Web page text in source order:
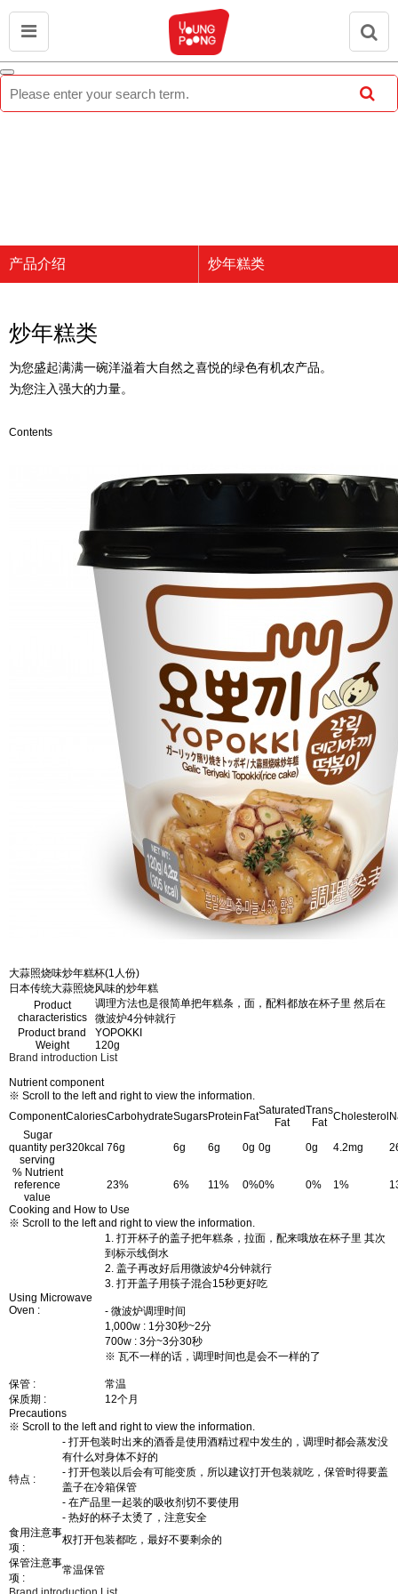
产品介绍 炒年糕类
品牌介绍
宣传中心
煎饼类
炒年糕类
为您盛起满满一碗洋溢着大自然之喜悦的绿色有机农产品。
为您注入强大的力量。
Contents
大蒜照烧味炒年糕杯(1人份)
日本传统大蒜照烧风味的炒年糕
Product
characteristics
调理方法也是很简单把年糕条，面，配料都放在杯子里 然后在
微波炉4分钟就行
Product brand
YOPOKKI
Weight
120g
Brand introduction List
Nutrient component
※ Scroll to the left and right to view the information.
ComponentCaloriesCarbohydrateSugarsProtein FatSaturated
Fat
Trans
Fat Cholesterol
Sugar
quantity per
serving
320kcal 76g 6g 6g 0g 0g 0g 4.2mg
% Nutrient
reference
value
23% 6% 11% 0%0% 0% 1%
Cooking and How to Use
※ Scroll to the left and right to view the information.
Using Microwave
Oven :
1. 打开杯子的盖子把年糕条，拉面，配来哦放在杯子里 其次
到标示线倒水
2. 盖子再改好后用微波炉4分钟就行
3. 打开盖子用筷子混合15秒更好吃
- 微波炉调理时间
1,000w : 1分30秒~2分
700w : 3分~3分30秒
※ 瓦不一样的话，调理时间也是会不一样的了
保管 :
常温
保质期 :
12个月
Precautions
※ Scroll to the left and right to view the information.
特点 :
- 打开包装时出来的酒香是使用酒精过程中发生的，调理时都会蒸发没
有什么对身体不好的
- 打开包装以后会有可能变质，所以建议打开包装就吃，保管时得要盖
盖子在冷箱保管
- 在产品里一起装的吸收剂切不要使用
- 热好的杯子太烫了，注意安全
食用注意事
项 :
权打开包装都吃，最好不要剩余的
保管注意事
项 :
常温保管